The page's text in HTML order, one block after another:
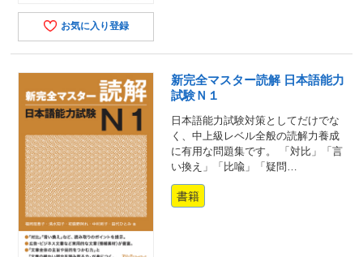
お気に入り登録
新完全マスター読解 日本語能力
試験Ｎ１
日本語能力試験対策としてだけでな
く、中上級レベル全般の読解力養成
に有用な問題集です。 「対比」「言
い換え」「比喩」「疑問…
書籍